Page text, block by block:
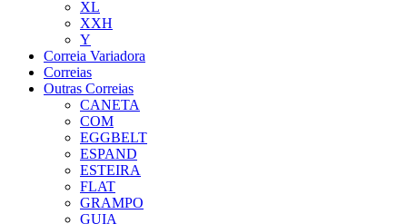
XL
XXH
Y
Correia Variadora
Correias
Outras Correias
CANETA
COM
EGGBELT
ESPAND
ESTEIRA
FLAT
GRAMPO
GUIA